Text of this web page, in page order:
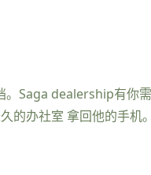
Saga dealership有你
的办社室 拿回他的手